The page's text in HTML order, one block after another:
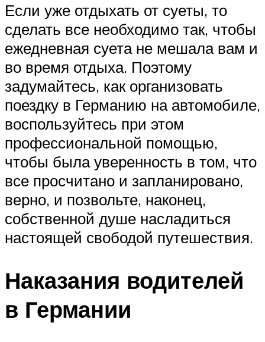
Если уже отдыхать от суеты, то
сделать все необходимо так, чтобы
ежедневная суета не мешала вам и
во время отдыха. Поэтому
задумайтесь, как организовать
поездку в Германию на автомобиле,
воспользуйтесь при этом
профессиональной помощью,
чтобы была уверенность в том, что
все просчитано и запланировано,
верно, и позвольте, наконец,
собственной душе насладиться
настоящей свободой путешествия.
Наказания водителей
в Германии